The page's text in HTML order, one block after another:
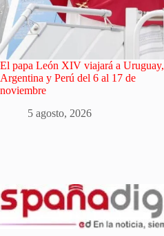
El papa León XIV viajará a Uruguay,
Argentina y Perú del 6 al 17 de
noviembre
5 agosto, 2026